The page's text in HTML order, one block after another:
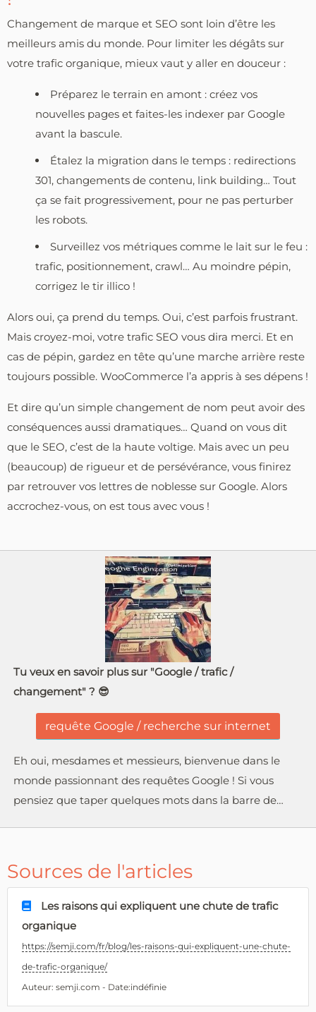
Changement de marque et SEO sont loin d’être les
meilleurs amis du monde. Pour limiter les dégâts sur
votre trafic organique, mieux vaut y aller en douceur :
Préparez le terrain en amont : créez vos
nouvelles pages et faites-les indexer par Google
avant la bascule.
Étalez la migration dans le temps : redirections
301, changements de contenu, link building… Tout
ça se fait progressivement, pour ne pas perturber
les robots.
Surveillez vos métriques comme le lait sur le feu :
trafic, positionnement, crawl… Au moindre pépin,
corrigez le tir illico !
Alors oui, ça prend du temps. Oui, c’est parfois frustrant.
Mais croyez-moi, votre trafic SEO vous dira merci. Et en
cas de pépin, gardez en tête qu’une marche arrière reste
toujours possible. WooCommerce l’a appris à ses dépens !
Et dire qu’un simple changement de nom peut avoir des
conséquences aussi dramatiques… Quand on vous dit
que le SEO, c’est de la haute voltige. Mais avec un peu
(beaucoup) de rigueur et de persévérance, vous finirez
par retrouver vos lettres de noblesse sur Google. Alors
accrochez-vous, on est tous avec vous !
Tu veux en savoir plus sur "Google / trafic /
changement" ? 😎
requête Google / recherche sur internet
Eh oui, mesdames et messieurs, bienvenue dans le
monde passionnant des requêtes Google ! Si vous
pensiez que taper quelques mots dans la barre de…
Sources de l'articles
Les raisons qui expliquent une chute de trafic
organique
https://semji.com/fr/blog/les-raisons-qui-expliquent-une-chute-
de-trafic-organique/
Auteur: semji.com - Date:indéfinie